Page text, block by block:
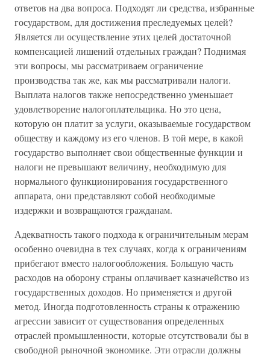
ответов на два вопроса. Подходят ли средства, избранные
государством, для достижения преследуемых целей?
Является ли осуществление этих целей достаточной
компенсацией лишений отдельных граждан? Поднимая
эти вопросы, мы рассматриваем ограничение
производства так же, как мы рассматривали налоги.
Выплата налогов также непосредственно уменьшает
удовлетворение налогоплательщика. Но это цена,
которую он платит за услуги, оказываемые государством
обществу и каждому из его членов. В той мере, в какой
государство выполняет свои общественные функции и
налоги не превышают величину, необходимую для
нормального функционирования государственного
аппарата, они представляют собой необходимые
издержки и возвращаются гражданам.
Адекватность такого подхода к ограничительным мерам
особенно очевидна в тех случаях, когда к ограничениям
прибегают вместо налогообложения. Большую часть
расходов на оборону страны оплачивает казначейство из
государственных доходов. Но применяется и другой
метод. Иногда подготовленность страны к отражению
агрессии зависит от существования определенных
отраслей промышленности, которые отсутствовали бы в
свободной рыночной экономике. Эти отрасли должны